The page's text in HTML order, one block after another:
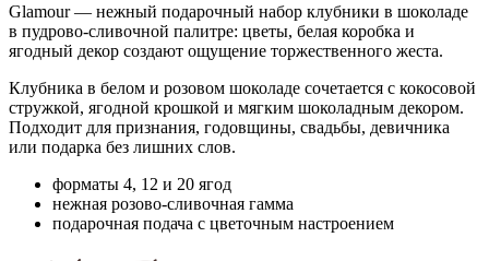
Glamour — нежный подарочный набор клубники в шоколаде
в пудрово-сливочной палитре: цветы, белая коробка и
ягодный декор создают ощущение торжественного жеста.
Клубника в белом и розовом шоколаде сочетается с кокосовой
стружкой, ягодной крошкой и мягким шоколадным декором.
Подходит для признания, годовщины, свадьбы, девичника
или подарка без лишних слов.
форматы 4, 12 и 20 ягод
нежная розово-сливочная гамма
подарочная подача с цветочным настроением